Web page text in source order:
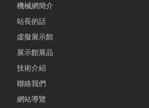
機械網簡介
站長的話
虛擬展示館
展示館展品
技術介紹
聯絡我們
網站導覽